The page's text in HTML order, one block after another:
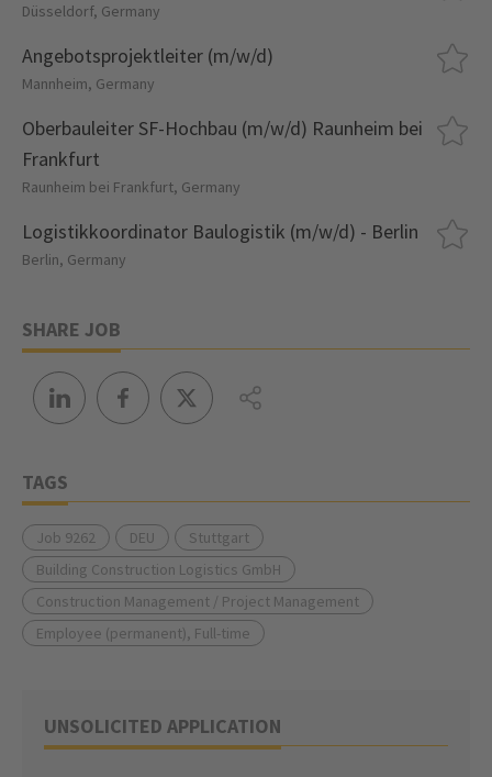
Düsseldorf, Germany
Angebotsprojektleiter (m/w/d)
Mannheim, Germany
Oberbauleiter SF-Hochbau (m/w/d) Raunheim bei
Frankfurt
Raunheim bei Frankfurt, Germany
Logistikkoordinator Baulogistik (m/w/d) - Berlin
Berlin, Germany
SHARE JOB
TAGS
Job 9262 DEU
Stuttgart
Building Construction Logistics GmbH
Construction Management / Project Management
Employee (permanent), Full-time
UNSOLICITED APPLICATION